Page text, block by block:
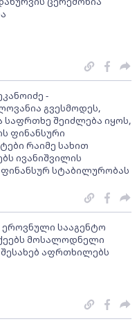
-
გვესმოდეს,
საფრთხე შეიძლება იყოს,
ფინანსური
რაიმე სახით
ივანიშვილის
სტაბილურობას
ეროვნული სააგენტო
მოსალოდნელი
აფრთხილებს